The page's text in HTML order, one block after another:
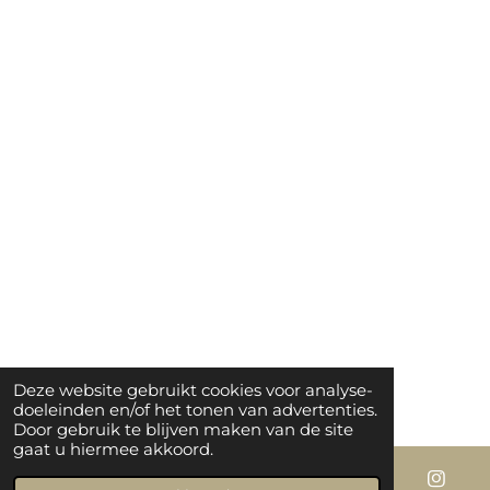
Deze website gebruikt cookies voor analyse-
doeleinden en/of het tonen van advertenties.
Door gebruik te blijven maken van de site
gaat u hiermee akkoord.